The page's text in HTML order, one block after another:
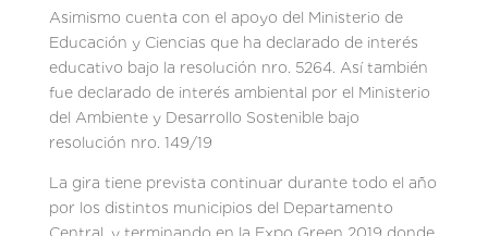
Asimismo cuenta con el apoyo del Ministerio de
Educación y Ciencias que ha declarado de interés
educativo bajo la resolución nro. 5264. Así también
fue declarado de interés ambiental por el Ministerio
del Ambiente y Desarrollo Sostenible bajo
resolución nro. 149/19
La gira tiene prevista continuar durante todo el año
por los distintos municipios del Departamento